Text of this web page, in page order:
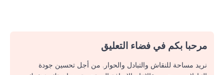
مرحبا بكم في فضاء التعليق
نريد مساحة للنقاش والتبادل والحوار. من أجل تحسين جودة